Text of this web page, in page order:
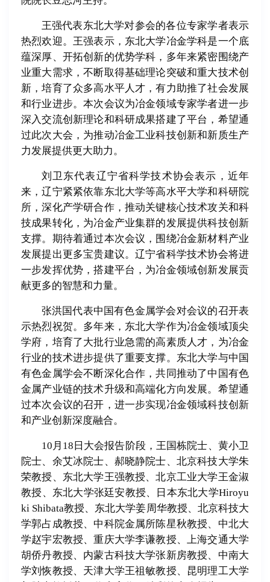
王强代表东北大学对参会的各位专家学者表示
热烈欢迎。王强表示，东北大学冶金学科是一个底
蕴深厚、开拓创新的优势学科，多年来紧密围绕产
业重大需求，不断取得基础理论突破和重大技术创
新，培育了众多高水平人才，有力助推了社会发展
和行业进步。本次会议为冶金领域专家学者进一步
深入交流创新理论和科研成果搭建了平台，希望通
过此次大会，为推动冶金工业科技创新和新质生产
力发展提供更大助力。
刘卫东代表辽宁省科学技术协会表示，近年
来，辽宁紧紧依靠东北大学等高水平大学和科研院
所，深化产学研合作，推动关键核心技术攻关和科
技成果转化，为冶金产业集群的发展提供科技创新
支撑。期待着通过本次会议，围绕冶金新材料产业
发展提出更多宝贵建议。辽宁省科学技术协会将进
一步发挥优势，搭建平台，为冶金领域创新发展贡
献更多的智慧和力量。
张洪国代表中国有色金属学会对会议的召开表
示热烈祝贺。多年来，东北大学作为冶金领域顶尖
学府，培育了大批行业急需的高素质人才，为冶金
行业的技术进步提供了重要支撑。东北大学与中国
有色金属学会不断深化合作，共同推动了中国有色
金属产业链的技术升级和高端化方向发展。希望通
过本次会议的召开，进一步实现冶金领域科技创新
和产业创新深度融合。
10月18日大会报告阶段，王国栋院士、黄小卫
院士、余艾冰院士、郝晓静院士、北京科技大学朱
荣教授、东北大学王强教授、北京工业大学王金淑
教授、东北大学张廷安教授、日本东北大学Hiroyu
ki Shibata教授、东北大学姜周华教授、北京科技大
学郭占成教授、中科院金属所陈星秋教授、中北大
学赵宇宏教授、重庆大学李谦教授、上海交通大学
胡侨丹教授、内蒙古科技大学张新房教授、中南大
学刘恢教授、天津大学王祖敏教授、昆明理工大学